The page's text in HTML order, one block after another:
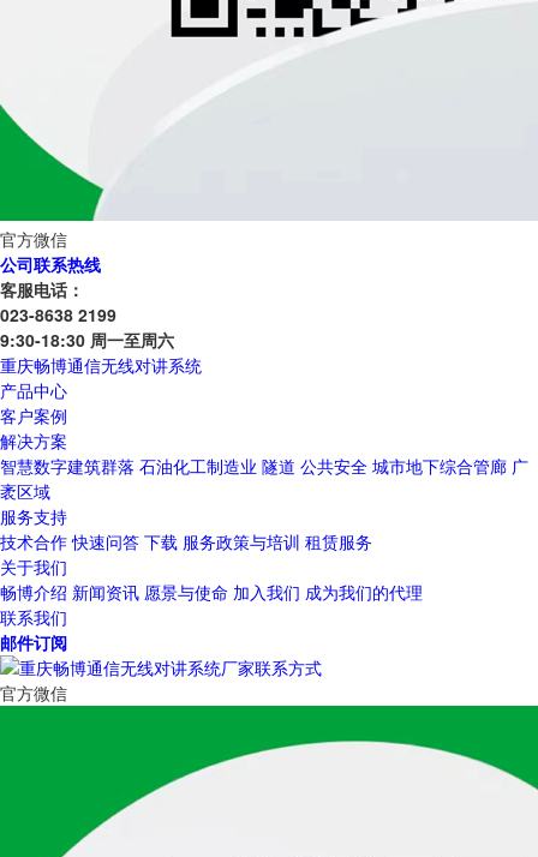
官方微信
公司联系热线
客服电话：
023-8638 2199
9:30-18:30 周一至周六
重庆畅博通信无线对讲系统
产品中心
客户案例
解决方案
智慧数字建筑群落 石油化工制造业 隧道 公共安全 城市地下综合管廊 广
袤区域
服务支持
技术合作 快速问答 下载 服务政策与培训 租赁服务
关于我们
畅博介绍 新闻资讯 愿景与使命 加入我们 成为我们的代理
联系我们
邮件订阅
官方微信